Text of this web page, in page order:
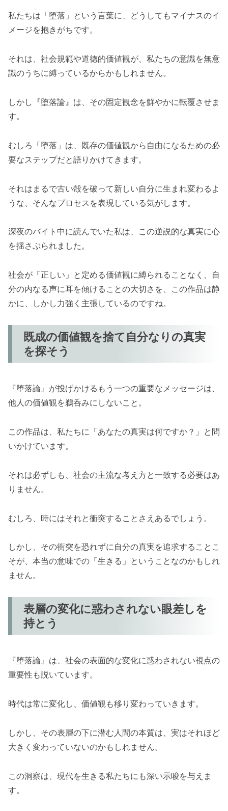
私たちは「堕落」という言葉に、どうしてもマイナスのイ
メージを抱きがちです。
それは、社会規範や道徳的価値観が、私たちの意識を無意
識のうちに縛っているからかもしれません。
しかし『堕落論』は、その固定観念を鮮やかに転覆させま
す。
むしろ「堕落」は、既存の価値観から自由になるための必
要なステップだと語りかけてきます。
それはまるで古い殻を破って新しい自分に生まれ変わるよ
うな、そんなプロセスを表現している気がします。
深夜のバイト中に読んでいた私は、この逆説的な真実に心
を揺さぶられました。
社会が「正しい」と定める価値観に縛られることなく、自
分の内なる声に耳を傾けることの大切さを、この作品は静
かに、しかし力強く主張しているのですね。
既成の価値観を捨て自分なりの真実
を探そう
『堕落論』が投げかけるもう一つの重要なメッセージは、
他人の価値観を鵜呑みにしないこと。
この作品は、私たちに「あなたの真実は何ですか？」と問
いかけています。
それは必ずしも、社会の主流な考え方と一致する必要はあ
りません。
むしろ、時にはそれと衝突することさえあるでしょう。
しかし、その衝突を恐れずに自分の真実を追求することこ
そが、本当の意味での「生きる」ということなのかもしれ
ません。
表層の変化に惑わされない眼差しを
持とう
『堕落論』は、社会の表面的な変化に惑わされない視点の
重要性も説いています。
時代は常に変化し、価値観も移り変わっていきます。
しかし、その表層の下に潜む人間の本質は、実はそれほど
大きく変わっていないのかもしれません。
この洞察は、現代を生きる私たちにも深い示唆を与えま
す。